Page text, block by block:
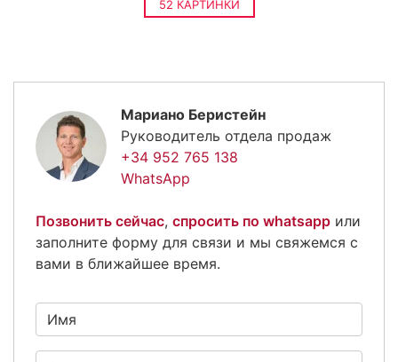
52 КАРТИНКИ
Мариано Беристейн
Руководитель отдела продаж
+34 952 765 138
WhatsApp
Позвонить сейчас, спросить по whatsapp или
заполните форму для связи и мы свяжемся с
вами в ближайшее время.